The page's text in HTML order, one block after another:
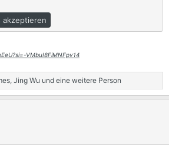
akzeptieren
VMbuI8FiMNFpv14
, Jing Wu und eine weitere Person